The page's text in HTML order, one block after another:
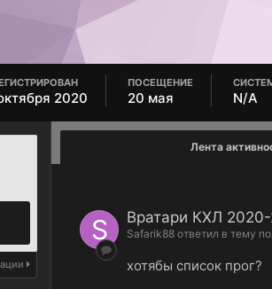
2020
ПОСЕЩЕНИЕ
20 мая N/A
Лента
Вратари КХЛ 2020-
Safarik88 ответил в тему
хотябы список прог?